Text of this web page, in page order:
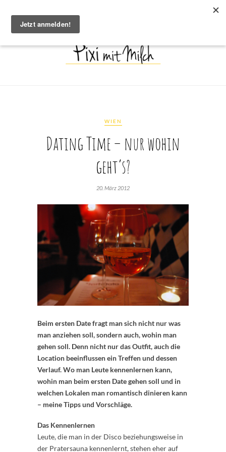
WIEN
Dating Time – nur wohin
geht’s?
20. März 2012
Beim ersten Date fragt man sich nicht nur was
man anziehen soll, sondern auch, wohin man
gehen soll. Denn nicht nur das Outfit, auch die
Location beeinflussen ein Treffen und dessen
Verlauf. Wo man Leute kennenlernen kann,
wohin man beim ersten Date gehen soll und in
welchen Lokalen man romantisch dinieren kann
– meine Tipps und Vorschläge.
Das Kennenlernen
Leute, die man in der Disco beziehungsweise in
der Pratersauna kennenlernt, stehen eher auf